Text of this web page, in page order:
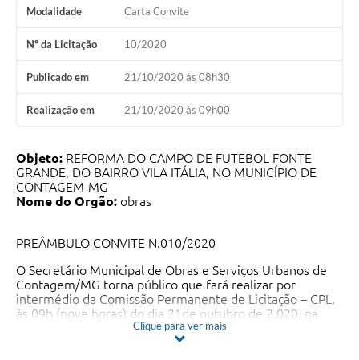
Modalidade Carta Convite
Nº da Licitação 10/2020
Publicado em 21/10/2020 às 08h30
Realização em 21/10/2020 às 09h00
Objeto: REFORMA DO CAMPO DE FUTEBOL FONTE
GRANDE, DO BAIRRO VILA ITÁLIA, NO MUNICÍPIO DE
CONTAGEM-MG
Nome do Orgão: obras
PREÂMBULO CONVITE N.010/2020
O Secretário Municipal de Obras e Serviços Urbanos de
Contagem/MG torna público que fará realizar por
intermédio da Comissão Permanente de Licitação – CPL,
às 09h (nove horas) do dia 21de outubro de 2.020, na
Secretaria Municipal de Obras e Serviços Urbanos -
SEMOBS, Sala de Licitação, situada na Rua Madre
Clique para ver mais